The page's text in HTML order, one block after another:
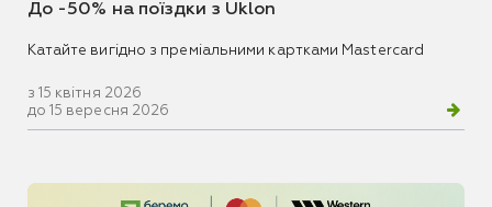
До -50% на поїздки з Uklon
Катайте вигідно з преміальними картками Mastercard
з 15 квітня 2026
до 15 вересня 2026